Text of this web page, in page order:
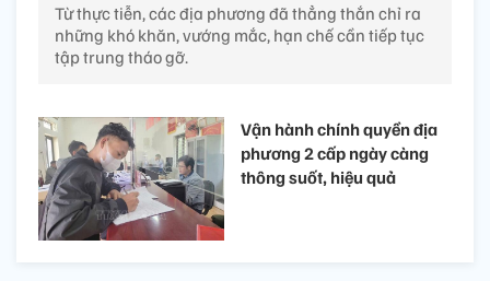
Từ thực tiễn, các địa phương đã thẳng thắn chỉ ra
những khó khăn, vướng mắc, hạn chế cần tiếp tục
tập trung tháo gỡ.
Vận hành chính quyền địa
phương 2 cấp ngày càng
thông suốt, hiệu quả